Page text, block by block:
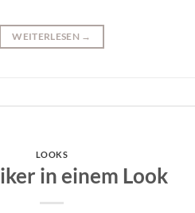
WEITERLESEN →
LOOKS
in einem Look